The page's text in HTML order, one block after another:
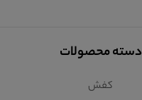
دسته محصولات
کفش